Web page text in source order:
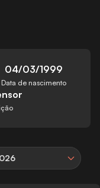
04/03/1999
Data de nascimento